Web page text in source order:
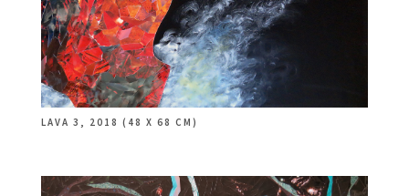
LAVA 3, 2018 (48 X 68 CM)